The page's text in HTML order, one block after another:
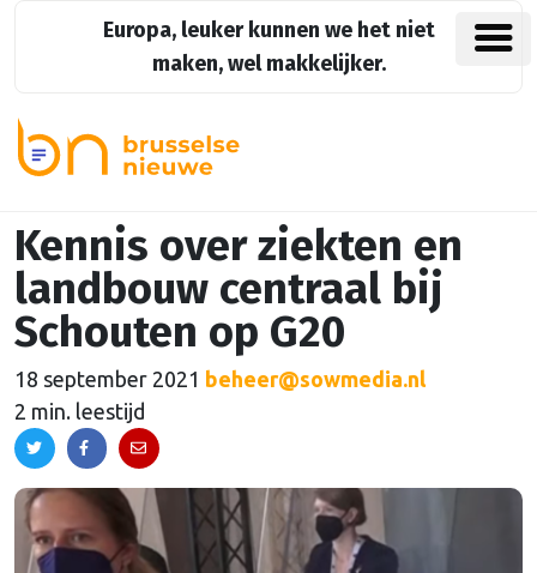
Europa, leuker kunnen we het niet
maken, wel makkelijker.
Kennis over ziekten en
landbouw centraal bij
Schouten op G20
18 september 2021 beheer@sowmedia.nl
2 min. leestijd